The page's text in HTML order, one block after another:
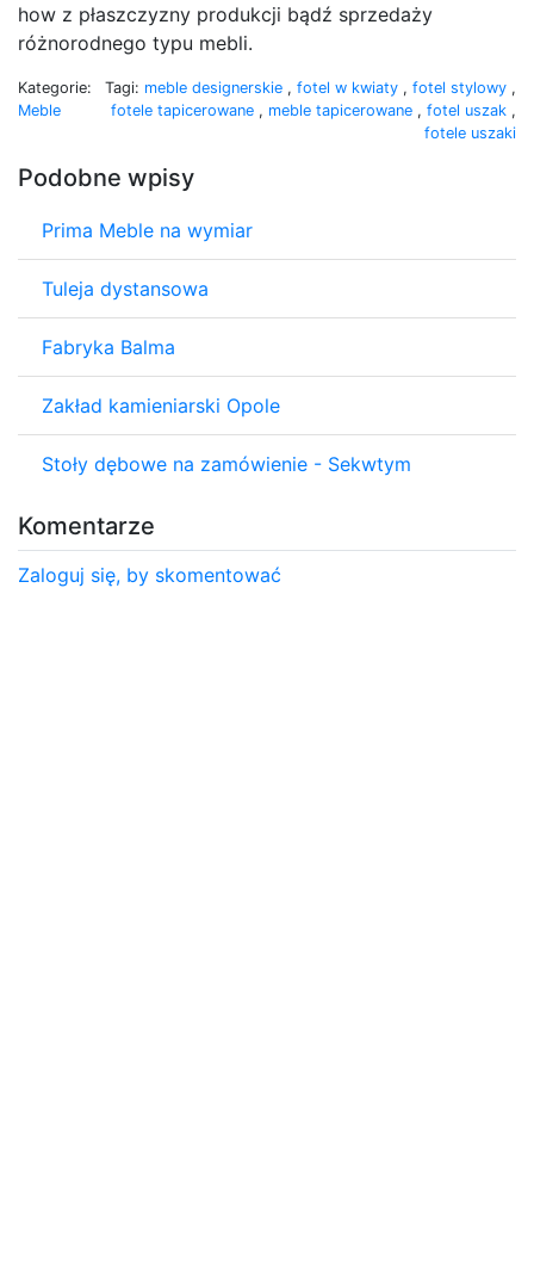
how z płaszczyzny produkcji bądź sprzedaży
różnorodnego typu mebli.
Kategorie:
Meble
Tagi: meble designerskie , fotel w kwiaty , fotel stylowy ,
fotele tapicerowane , meble tapicerowane , fotel uszak ,
fotele uszaki
Podobne wpisy
Prima Meble na wymiar
Tuleja dystansowa
Fabryka Balma
Zakład kamieniarski Opole
Stoły dębowe na zamówienie - Sekwtym
Komentarze
Zaloguj się, by skomentować